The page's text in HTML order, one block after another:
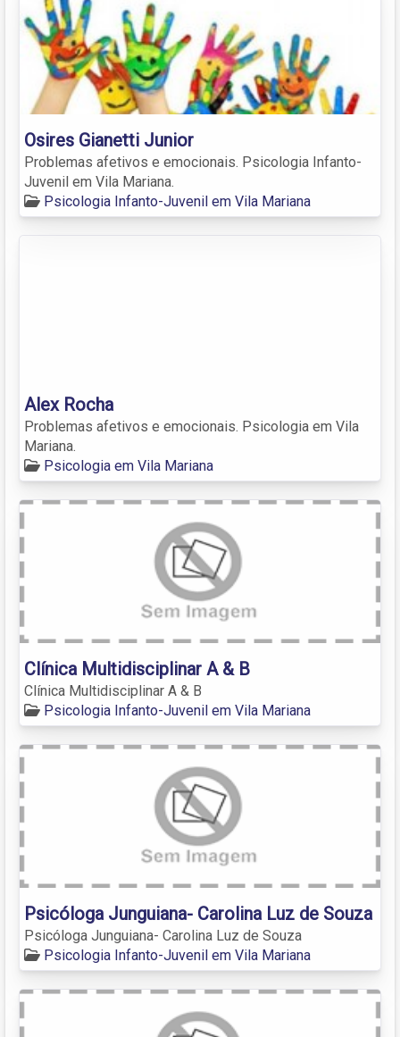
Osires Gianetti Junior
Problemas afetivos e emocionais. Psicologia Infanto-
Juvenil em Vila Mariana.
Psicologia Infanto-Juvenil em Vila Mariana
Alex Rocha
Problemas afetivos e emocionais. Psicologia em Vila
Mariana.
Psicologia em Vila Mariana
Clínica Multidisciplinar A & B
Clínica Multidisciplinar A & B
Psicologia Infanto-Juvenil em Vila Mariana
Psicóloga Junguiana- Carolina Luz de Souza
Psicóloga Junguiana- Carolina Luz de Souza
Psicologia Infanto-Juvenil em Vila Mariana